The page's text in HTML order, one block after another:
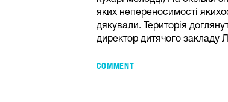
яких непереносимості
дякували. Територія
директор дитячого закладу
COMMENT